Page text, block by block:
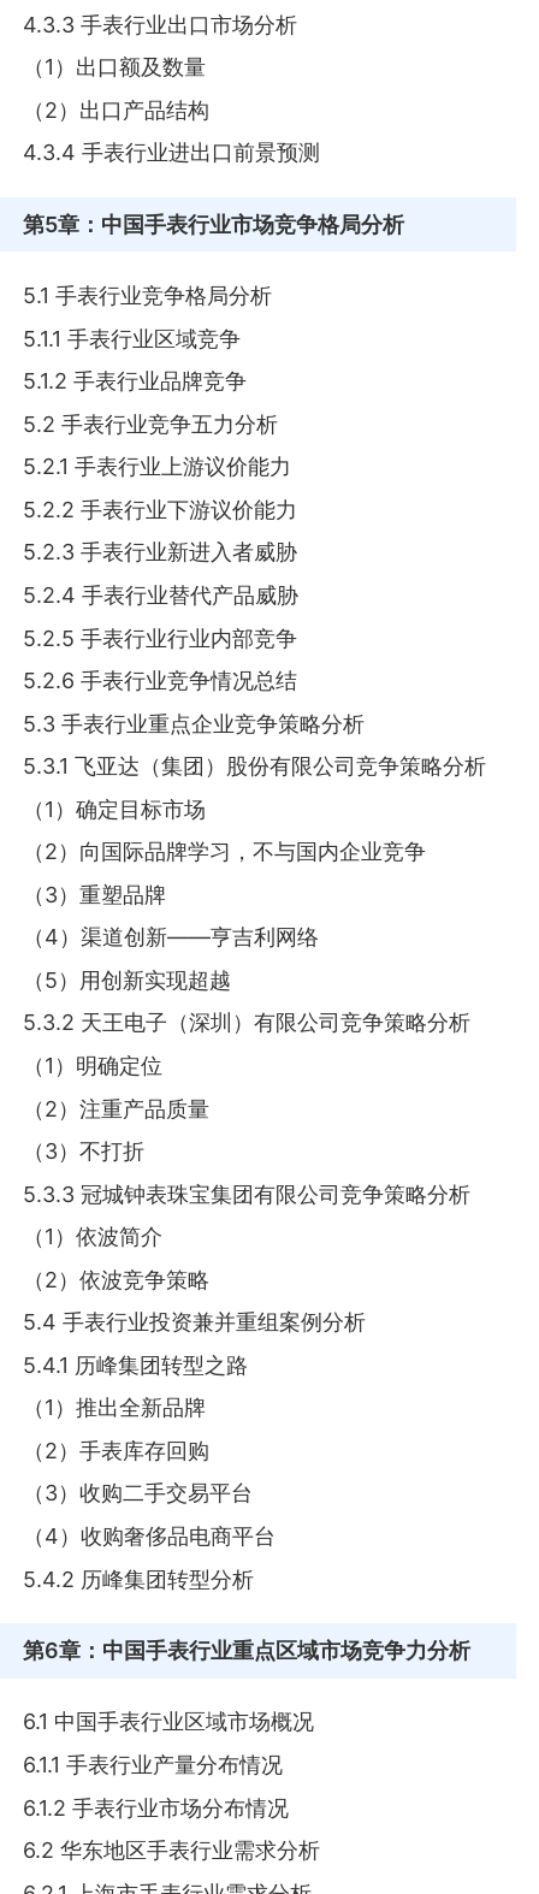
4.3.3 手表行业出口市场分析
（1）出口额及数量
（2）出口产品结构
4.3.4 手表行业进出口前景预测
第5章 ：中国手表行业市场竞争格局分析
5.1 手表行业竞争格局分析
5.1.1 手表行业区域竞争
5.1.2 手表行业品牌竞争
5.2 手表行业竞争五力分析
5.2.1 手表行业上游议价能力
5.2.2 手表行业下游议价能力
5.2.3 手表行业新进入者威胁
5.2.4 手表行业替代产品威胁
5.2.5 手表行业行业内部竞争
5.2.6 手表行业竞争情况总结
5.3 手表行业重点企业竞争策略分析
5.3.1 飞亚达（集团）股份有限公司竞争策略分析
（1）确定目标市场
（2）向国际品牌学习，不与国内企业竞争
（3）重塑品牌
（4）渠道创新——亨吉利网络
（5）用创新实现超越
5.3.2 天王电子（深圳）有限公司竞争策略分析
（1）明确定位
（2）注重产品质量
（3）不打折
5.3.3 冠城钟表珠宝集团有限公司竞争策略分析
（1）依波简介
（2）依波竞争策略
5.4 手表行业投资兼并重组案例分析
5.4.1 历峰集团转型之路
（1）推出全新品牌
（2）手表库存回购
（3）收购二手交易平台
（4）收购奢侈品电商平台
5.4.2 历峰集团转型分析
第6章 ：中国手表行业重点区域市场竞争力分析
6.1 中国手表行业区域市场概况
6.1.1 手表行业产量分布情况
6.1.2 手表行业市场分布情况
6.2 华东地区手表行业需求分析